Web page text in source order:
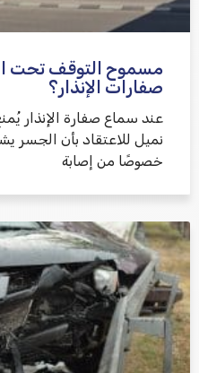
مسموح التوقف تحت
صفارات الإنذار؟
عند سماع صفارة الإنذار
نميل للاعتقاد بأن الجسر
خصوصًا من إصابة